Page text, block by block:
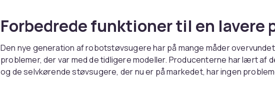
Forbedrede funktioner til en lavere
Den nye generation af robotstøvsugere har på mange måder
problemer, der var med de tidligere modeller. Producenterne har lært af
og de selvkørende støvsugere, der nu er på markedet, har ingen